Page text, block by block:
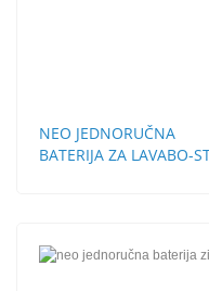
NEO JEDNORUČNA
BATERIJA ZA LAVABO-